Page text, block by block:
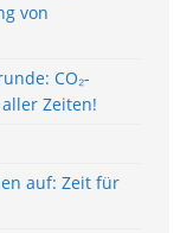
von
CO₂-
Zeiten!
auf: Zeit für